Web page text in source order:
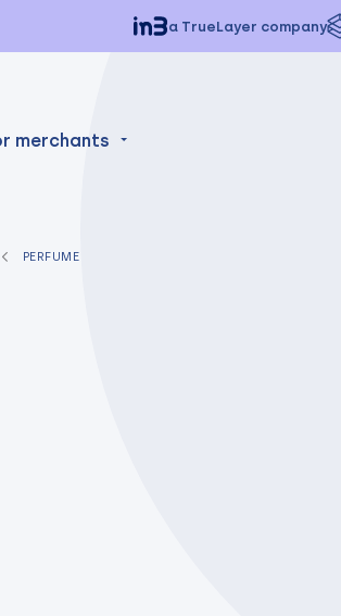
a TrueLayer company
merchants
PERFUME